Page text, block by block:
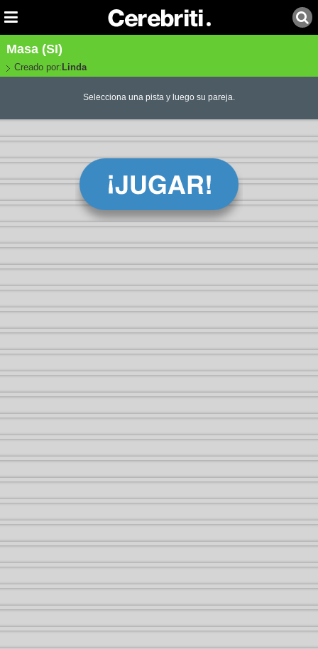
Masa (SI)
Creado por: Linda
Selecciona una pista y luego su pareja.